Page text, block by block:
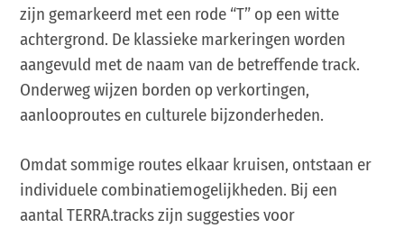
zijn gemarkeerd met een rode “T” op een witte
achtergrond. De klassieke markeringen worden
aangevuld met de naam van de betreffende track.
Onderweg wijzen borden op verkortingen,
aanlooproutes en culturele bijzonderheden.
Omdat sommige routes elkaar kruisen, ontstaan er
individuele combinatiemogelijkheden. Bij een
aantal TERRA.tracks zijn suggesties voor